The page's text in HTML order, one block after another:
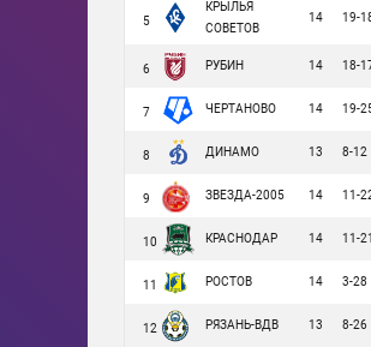
5
КРЫЛЬЯ
СОВЕТОВ
14 19-
6 РУБИН 14 18-
7 ЧЕРТАНОВО 14 19-
8 ДИНАМО 13 8-12
9 ЗВЕЗДА-2005 14 11-
10 КРАСНОДАР 14 11-21
11 РОСТОВ 14 3-28
12 РЯЗАНЬ-ВДВ 13 8-26